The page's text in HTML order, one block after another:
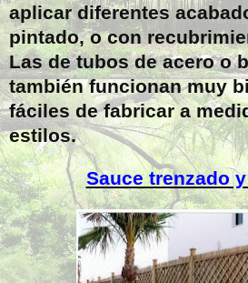
aplicar diferentes
pintado, o con
Las de tubos de acero o
también funcionan muy
fáciles de fabricar a
estilos.
Sauce trenzado